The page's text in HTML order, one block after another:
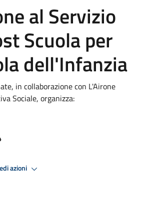
al Servizio
Scuola per
dell'Infanzia
in collaborazione con L'Airone
Sociale, organizza:
azioni